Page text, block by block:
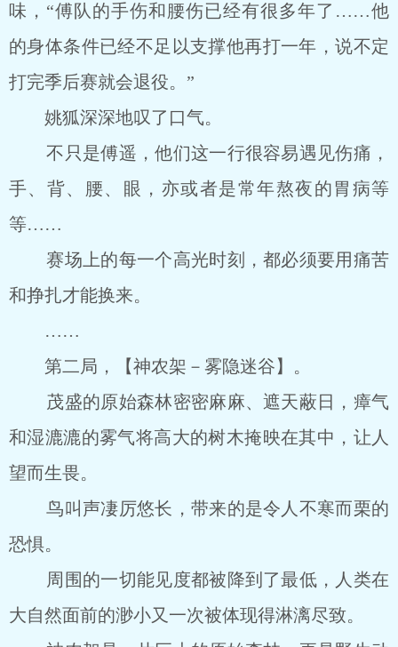
味，“傅队的手伤和腰伤已经有很多年了……他
的身体条件已经不足以支撑他再打一年，说不定
打完季后赛就会退役。”
姚狐深深地叹了口气。
不只是傅遥，他们这一行很容易遇见伤痛，
手、背、腰、眼，亦或者是常年熬夜的胃病等
等……
赛场上的每一个高光时刻，都必须要用痛苦
和挣扎才能换来。
……
第二局，【神农架－雾隐迷谷】。
茂盛的原始森林密密麻麻、遮天蔽日，瘴气
和湿漉漉的雾气将高大的树木掩映在其中，让人
望而生畏。
鸟叫声凄厉悠长，带来的是令人不寒而栗的
恐惧。
周围的一切能见度都被降到了最低，人类在
大自然面前的渺小又一次被体现得淋漓尽致。